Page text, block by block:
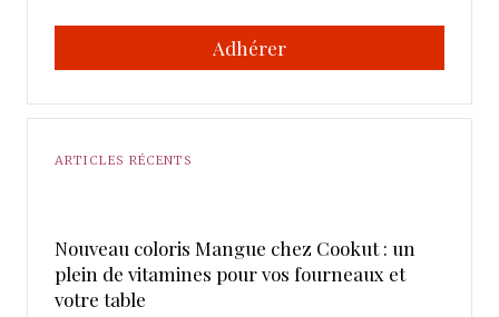
Adhérer
ARTICLES RÉCENTS
Nouveau coloris Mangue chez Cookut : un
plein de vitamines pour vos fourneaux et
votre table